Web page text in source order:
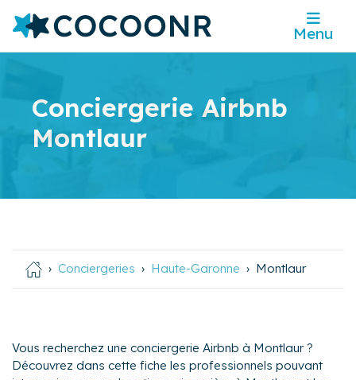
Menu
Conciergerie Airbnb
Montlaur
Conciergeries Haute-Garonne Montlaur
Vous recherchez une conciergerie Airbnb à Montlaur ?
Découvrez dans cette fiche les professionnels pouvant